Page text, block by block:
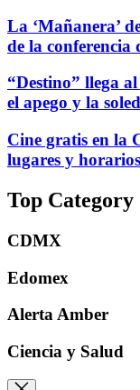
La ‘Mañanera’
de la conferencia
“Destino” llega
el apego y la
Cine gratis en la
lugares y horarios
Top Category
CDMX
Edomex
Alerta Amber
Ciencia y Salud